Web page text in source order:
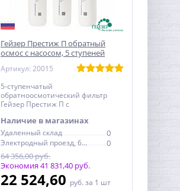
Гейзер Престиж П обратный
осмос с насосом, 5 ступеней
Артикул: 20015
5-ступенчатый
обратноосмотический фильтр
Гейзер Престиж П с
Наличие в магазинах
Удаленный склад 0
Электродный проезд, 6с1
0
64 356,00 руб.
Экономия 41 831,40 руб.
22 524,60 руб. за 1 шт